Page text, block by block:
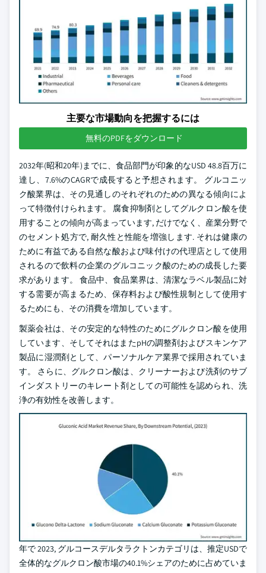
主要な市場動向を把握するには
無料のPDFをダウンロード
2032年(昭和20年)までに、食品部門が印象的なUSD 48.8百万に
達し、7.6%のCAGRで成長すると予想されます。 グルコニッ
ク酸業界は、その見通しのそれぞれのための異なる傾向によ
って特徴付けられます。 腐食抑制剤としてグルクロン酸を使
用することの傾向が高まっています, だけでなく、産業分野で
のセメント処方で, 耐久性と性能を増強します. それは健康の
ために有益である自然な酸および味付けの代理店として使用
されるので飲料の企業のグルコニック酸のための成長した要
求があります。 食品中、食品業界は、清潔なラベル製品に対
する需要が高まるため、保存料および酸性規制として使用す
るためにも、その消費を増加しています。
製薬会社は、その安定的な特性のためにグルクロン酸を使用
しています、そしてそれはまたpHの調整剤およびスキンケア
製品に湿潤剤として、パーソナルケア業界で採用されていま
す。 さらに、グルクロン酸は、クリーナーおよび洗剤のサブ
インダストリーのキレート剤としての可能性を認められ、洗
浄の有効性を改善します。
年で 2023, グルコースデルタラクトンカテゴリは、推定USDで
全体的なグルクロン酸市場の40.1%シェアのために占めていま